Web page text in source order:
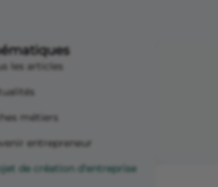
les articles
métiers
entrepreneur
de création d'entreprise